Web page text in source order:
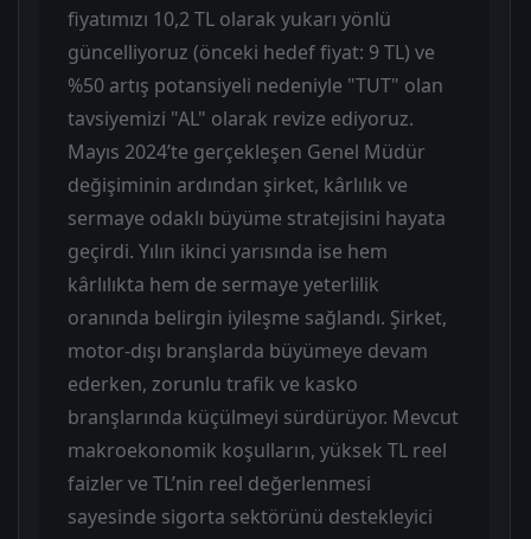
fiyatımızı 10,2 TL olarak yukarı yönlü
güncelliyoruz (önceki hedef fiyat: 9 TL) ve
%50 artış potansiyeli nedeniyle "TUT" olan
tavsiyemizi "AL" olarak revize ediyoruz.
Mayıs 2024’te gerçekleşen Genel Müdür
değişiminin ardından şirket, kârlılık ve
sermaye odaklı büyüme stratejisini hayata
geçirdi. Yılın ikinci yarısında ise hem
kârlılıkta hem de sermaye yeterlilik
oranında belirgin iyileşme sağlandı. Şirket,
motor-dışı branşlarda büyümeye devam
ederken, zorunlu trafik ve kasko
branşlarında küçülmeyi sürdürüyor. Mevcut
makroekonomik koşulların, yüksek TL reel
faizler ve TL’nin reel değerlenmesi
sayesinde sigorta sektörünü destekleyici